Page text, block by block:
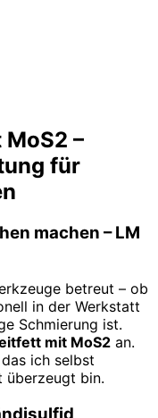
–
für
machen – LM
betreut – ob
in der Werkstatt
Schmierung ist.
mit MoS2 an.
ich selbst
überzeugt bin.